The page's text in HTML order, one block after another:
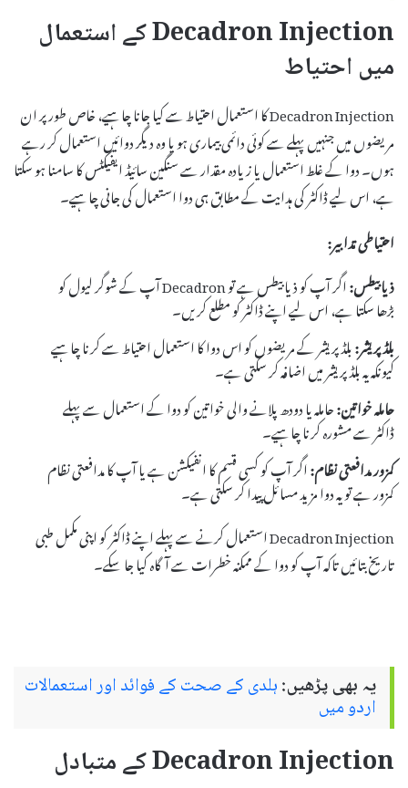
Decadron Injection کے استعمال
میں احتیاط
Decadron Injection کا استعمال احتیاط سے کیا جانا چاہیے، خاص طور پر ان
مریضوں میں جنہیں پہلے سے کوئی دائمی بیماری ہو یا وہ دیگر دوائیں استعمال کر رہے
ہوں۔ دوا کے غلط استعمال یا زیادہ مقدار سے سنگین سائیڈ ایفیکٹس کا سامنا ہو سکتا
ہے، اس لیے ڈاکٹر کی ہدایت کے مطابق ہی دوا استعمال کی جانی چاہیے۔
احتیاطی تدابیر:
ذیابیطس:
اگر آپ کو ذیابیطس ہے تو Decadron آپ کے شوگر لیول کو
بڑھا سکتا ہے، اس لیے اپنے ڈاکٹر کو مطلع کریں۔
بلڈ پریشر:بلڈ پریشر کے مریضوں کو اس دوا کا استعمال احتیاط سے کرنا چاہیے
کیونکہ یہ بلڈ پریشر میں اضافہ کر سکتی ہے۔
حاملہ خواتین:حاملہ یا دودھ پلانے والی خواتین کو دوا کے استعمال سے پہلے
ڈاکٹر سے مشورہ کرنا چاہیے۔
کمزور مدافعتی نظام:اگر آپ کو کسی قسم کا انفیکشن ہے یا آپ کا مدافعتی نظام
کمزور ہے تو یہ دوا مزید مسائل پیدا کر سکتی ہے۔
Decadron Injection استعمال کرنے سے پہلے اپنے ڈاکٹر کو اپنی مکمل طبی
تاریخ بتائیں تاکہ آپ کو دوا کے ممکنہ خطرات سے آگاہ کیا جا سکے۔
یہ بھی پڑھیں:ہلدی کے صحت کے فوائد اور استعمالات
اردو میں
Decadron Injection کے متبادل